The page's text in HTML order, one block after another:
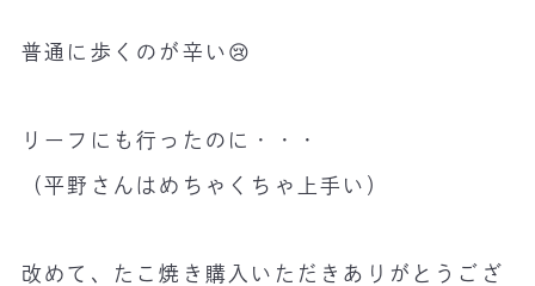
普通に歩くのが辛い😢
リーフにも行ったのに・・・
（平野さんはめちゃくちゃ上手い）
改めて、たこ焼き購入いただきありがとうござ